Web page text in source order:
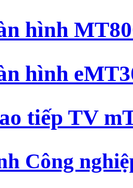
hình
hình
tiếp TV
Công